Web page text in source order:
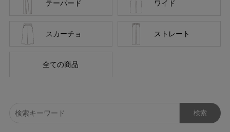
テーパード ワイド
スカーチョ ストレート
全ての商品